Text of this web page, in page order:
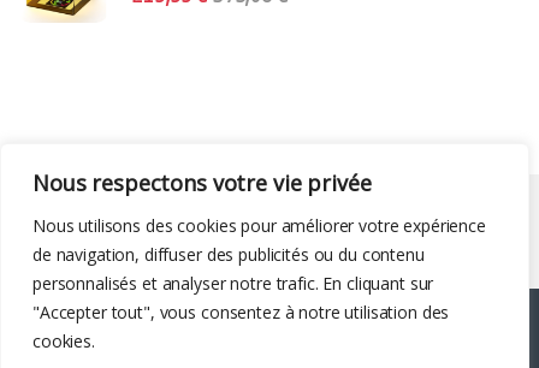
Nous respectons votre vie privée
Nous utilisons des cookies pour améliorer votre expérience
de navigation, diffuser des publicités ou du contenu
personnalisés et analyser notre trafic. En cliquant sur
"Accepter tout", vous consentez à notre utilisation des
cookies.
Liens utiles